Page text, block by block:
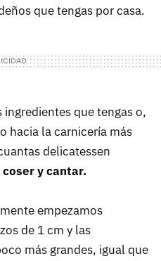
que tengas por casa.
que tengas o,
hacia la carnicería más
delicatessen
coser y cantar.
empezamos
de 1 cm y las
más grandes, igual que